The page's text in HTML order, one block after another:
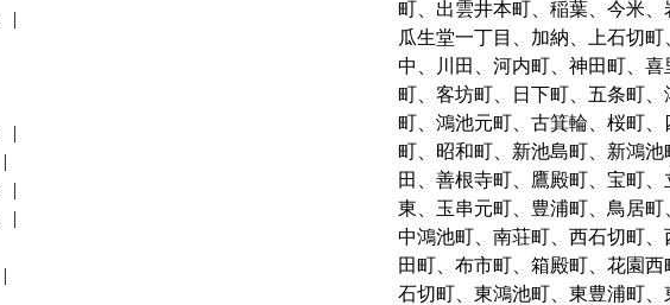
町、出雲井本町、稲葉、今米、
瓜生堂一丁目、加納、上石切町
中、川田、河内町、神田町、
町、客坊町、日下町、五条町
町、鴻池元町、古箕輪、桜町
町、昭和町、新池島町、新鴻
田、善根寺町、鷹殿町、宝町
東、玉串元町、豊浦町、鳥居町
中鴻池町、南荘町、西石切町
田町、布市町、箱殿町、花園
石切町、東鴻池町、東豊浦町